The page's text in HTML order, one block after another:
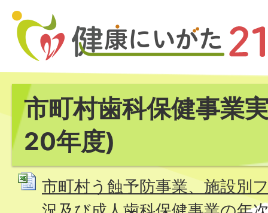
市町村歯科保健事業
20年度)
市町村う蝕予防事業、施設別